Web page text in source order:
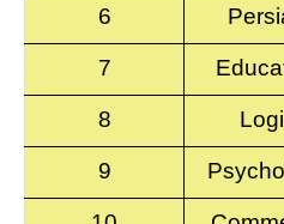
6
7
8
9